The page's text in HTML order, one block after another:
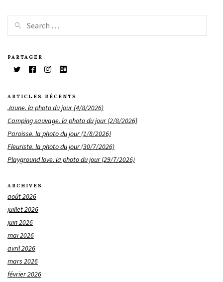
PARTAGER
ARTICLES RÉCENTS
Jaune. la photo du jour (4/8/2026)
Camping sauvage. la photo du jour (2/8/2026)
Paroisse. la photo du jour (1/8/2026)
Fleuriste. la photo du jour (30/7/2026)
Playground love. la photo du jour (29/7/2026)
ARCHIVES
août 2026
juillet 2026
juin 2026
mai 2026
avril 2026
mars 2026
février 2026